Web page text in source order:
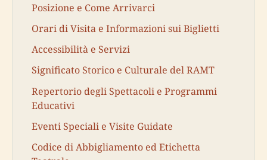
Posizione e Come Arrivarci
Orari di Visita e Informazioni sui Biglietti
Accessibilità e Servizi
Significato Storico e Culturale del RAMT
Repertorio degli Spettacoli e Programmi
Educativi
Eventi Speciali e Visite Guidate
Codice di Abbigliamento ed Etichetta